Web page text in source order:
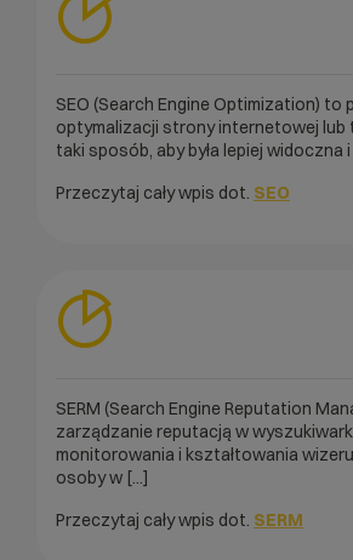
SEO (Search Engine Optimization) to
optymalizacji strony internetowej lub
taki sposób, aby była lepiej widoczna i
Przeczytaj cały wpis dot. SEO
SERM (Search Engine Reputation
zarządzanie reputacją w
monitorowania i kształtowania
osoby w [...]
Przeczytaj cały wpis dot. SERM